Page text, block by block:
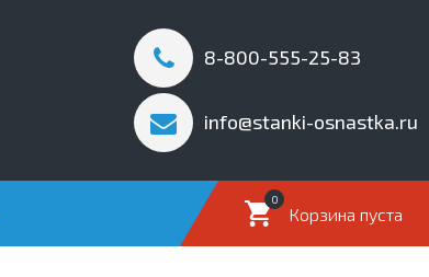
8-800-555-25-83
info@stanki-osnastka.ru
Корзина пуста
0